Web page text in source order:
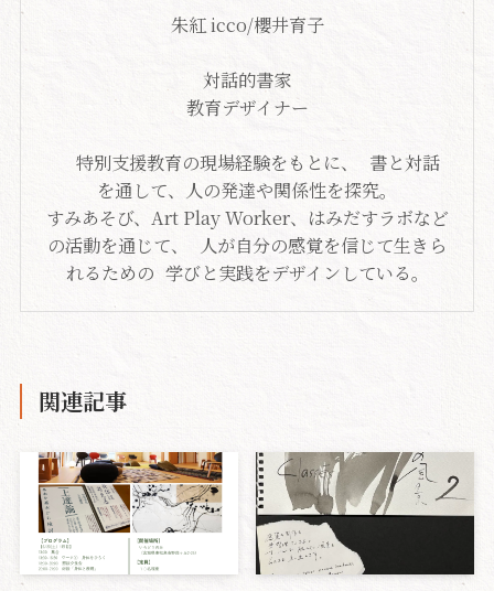
朱紅 icco/櫻井育子
対話的書家
教育デザイナー
特別支援教育の現場経験をもとに、 書と対話
を通して、人の発達や関係性を探究。
すみあそび、Art Play Worker、はみだすラボなど
の活動を通じて、 人が自分の感覚を信じて生きら
れるための 学びと実践をデザインしている。
関連記事